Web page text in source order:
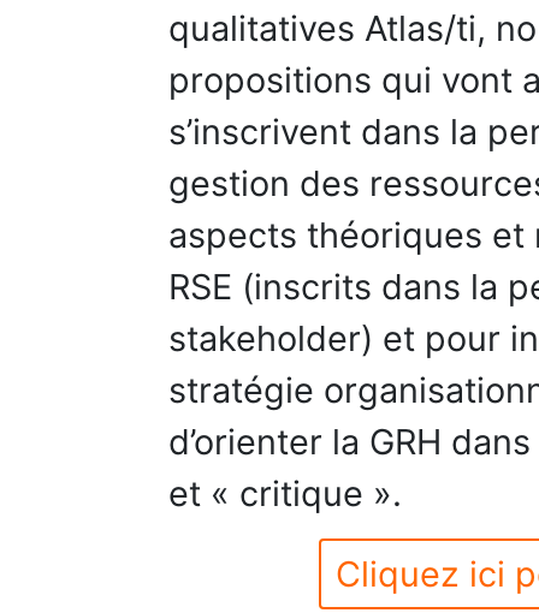
qualitatives Atlas/ti,
propositions qui vont
s’inscrivent dans la
gestion des
aspects théoriques
RSE (inscrits dans la
stakeholder) et pour
stratégie
d’orienter la GRH
et « critique ».
Cliquez ici